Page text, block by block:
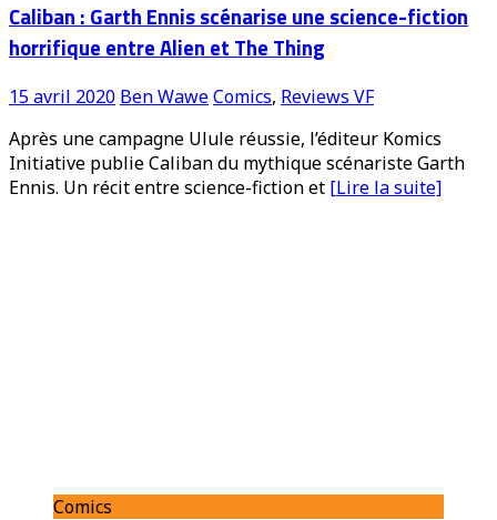
Caliban : Garth Ennis scénarise une science-fiction
horrifique entre Alien et The Thing
15 avril 2020 Ben WaweComics, Reviews VF
Après une campagne Ulule réussie, l’éditeur Komics
Initiative publie Caliban du mythique scénariste Garth
Ennis. Un récit entre science-fiction et [Lire la suite]
Comics